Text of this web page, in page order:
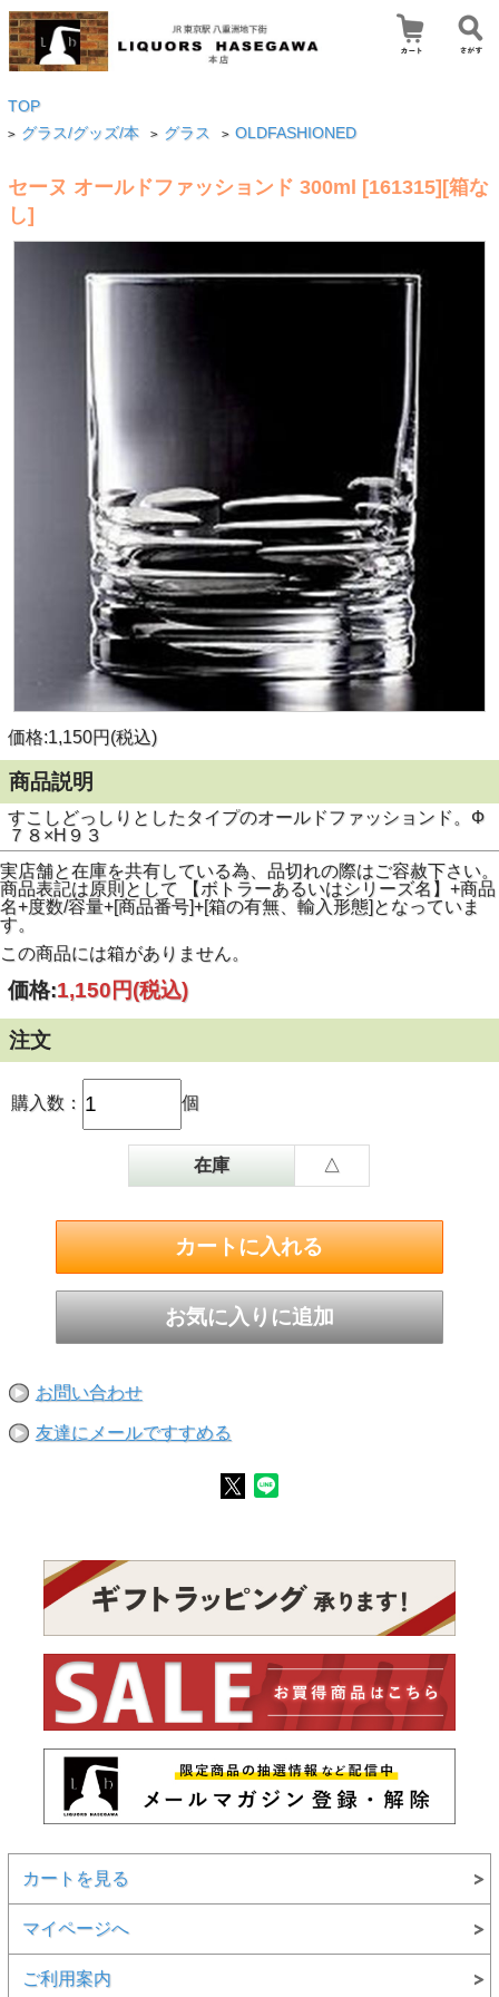
TOP
> グラス/グッズ/本 > グラス > OLDFASHIONED
セーヌ オールドファッションド 300ml [161315][箱な
し]
価格:1,150円(税込)
商品説明
すこしどっしりとしたタイプのオールドファッションド。Ф
７８×H９３
実店舗と在庫を共有している為、品切れの際はご容赦下さい。
商品表記は原則として 【ボトラーあるいはシリーズ名】+商品
名+度数/容量+[商品番号]+[箱の有無、輸入形態]となっていま
す。
この商品には箱がありません。
価格:1,150円(税込)
注文
購入数： 個
在庫 △
お問い合わせ
友達にメールですすめる
カートを見る
マイページへ
ご利用案内